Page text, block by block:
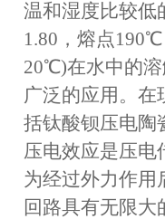
温和湿度比较低
1.80，熔点
20℃)在水中的溶
广泛的应用。
括钛酸钡压电陶
压电效应是压电
为经过外力作用
回路具有无限